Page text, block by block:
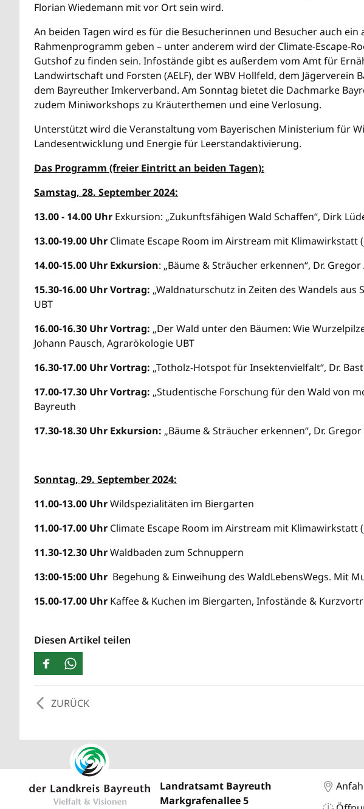
Florian Wiedemann mit vor Ort sein wird.
An beiden Tagen wird es für die Besucherinnen und Besucher auch ein
Rahmenprogramm geben – unter anderem wird der Climate-Escape-
Gutshof zu finden sein. Infostände gibt es außerdem vom Amt für
Landwirtschaft und Forsten (AELF), der WBV Hollfeld, dem Jägerverein
dem Bayreuther Imkerverband. Am Sonntag bietet die Dachmarke
zudem Miniworkshops zu Kräuterthemen und eine Verlosung.
Unterstützt wird die Veranstaltung vom Bayerischen Ministerium für
Landesentwicklung und Energie für Leerstandaktivierung.
Das Programm (freier Eintritt an beiden Tagen):
Samstag, 28. September 2024:
13.00 - 14.00 Uhr Exkursion: „Zukunftsfähigen Wald Schaffen“, Dirk
13.00-19.00 Uhr Climate Escape Room im Airstream mit Klimawirkstatt
14.00-15.00 Uhr Exkursion: „Bäume & Sträucher erkennen“, Dr.
15.30-16.00 Uhr Vortrag: „Waldnaturschutz in Zeiten des Wandels aus
UBT
16.00-16.30 Uhr Vortrag: „Der Wald unter den Bäumen: Wie
Johann Pausch, Agrarökologie UBT
16.30-17.00 Uhr Vortrag: „Totholz-Hotspot für Insektenvielfalt“, Dr.
17.00-17.30 Uhr Vortrag: „Studentische Forschung für den Wald von
Bayreuth
17.30-18.30 Uhr Exkursion: „Bäume & Sträucher erkennen“, Dr.
Sonntag, 29. September 2024:
11.00-13.00 UhrWildspezialitäten im Biergarten
11.00-17.00 Uhr Climate Escape Room im Airstream mit Klimawirkstatt
11.30-12.30 UhrWaldbaden zum Schnuppern
13:00-15:00 Uhr Begehung & Einweihung des WaldLebensWegs. Mit
15.00-17.00 Uhr Kaffee & Kuchen im Biergarten, Infostände &
Diesen Artikel teilen
ZURÜCK
Landratsamt Bayreuth
Markgrafenallee 5